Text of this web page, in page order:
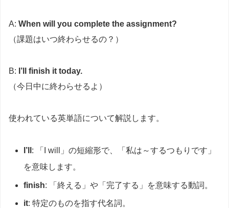
A: When will you complete the assignment?
（課題はいつ終わらせるの？）
B: I’ll finish it today.
（今日中に終わらせるよ）
使われている英単語について解説します。
I’ll : 「I will」の短縮形で、「私は～するつもりです」
を意味します。
finish: 「終える」や「完了する」を意味する動詞。
it: 特定のものを指す代名詞。